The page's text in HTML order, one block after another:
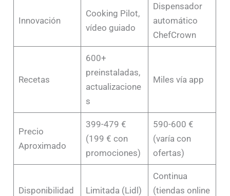
Innovación
Cooking Pilot,
vídeo guiado
Dispensador
automático
ChefCrown
Recetas
600+
preinstaladas,
actualizacione
s
Miles vía app
Precio
Aproximado
399-479 €
(199 € con
promociones)
590-600 €
(varía con
ofertas)
Disponibilidad Limitada (Lidl)
Continua
(tiendas online